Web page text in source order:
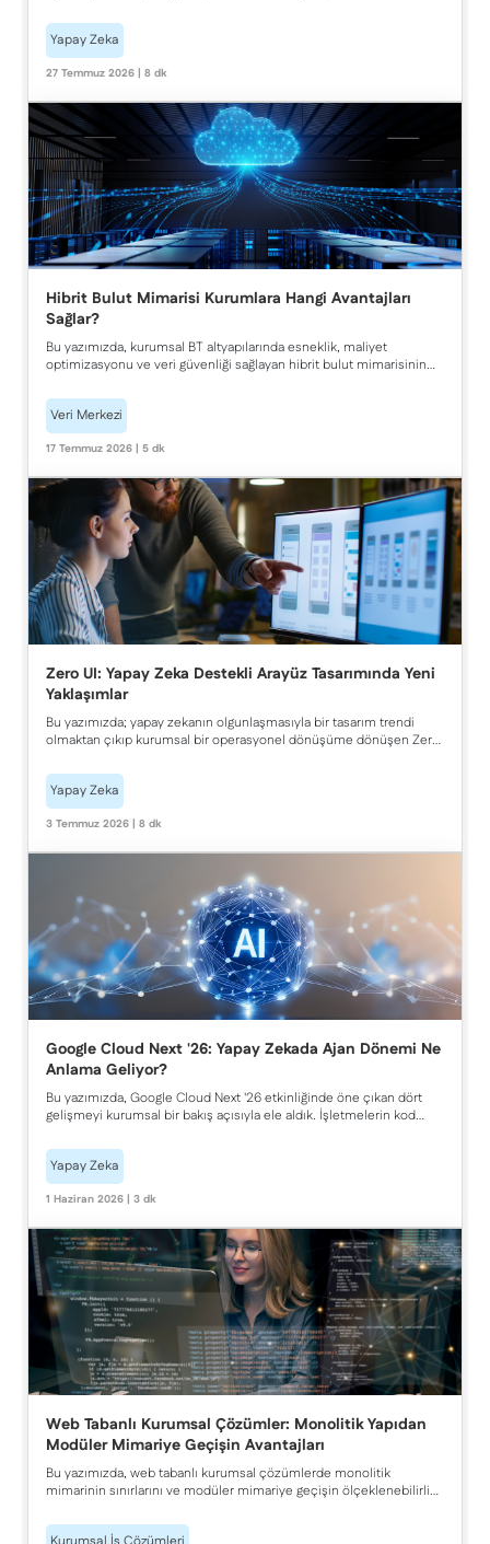
arasındaki temel farkları ele alıyoruz.
Yapay Zeka
27 Temmuz 2026 | 8 dk
Hibrit Bulut Mimarisi Kurumlara Hangi Avantajları
Sağlar?
Bu yazımızda, kurumsal BT altyapılarında esneklik, maliyet
optimizasyonu ve veri güvenliği sağlayan hibrit bulut mimarisinin
avantajları inceliyoruz.
Veri Merkezi
17 Temmuz 2026 | 5 dk
Zero UI: Yapay Zeka Destekli Arayüz Tasarımında Yeni
Yaklaşımlar
Bu yazımızda; yapay zekanın olgunlaşmasıyla bir tasarım trendi
olmaktan çıkıp kurumsal bir operasyonel dönüşüme dönüşen Zero
kesişimini, kurumsal kullanım senaryolarını ve organizasyonların bu
dönüşüme hazırlanırken dikkat etmesi gereken kritik noktaları ele
alıyoruz.
Yapay Zeka
3 Temmuz 2026 | 8 dk
Google Cloud Next '26: Yapay Zekada Ajan Dönemi Ne
Anlama Geliyor?
Bu yazımızda, Google Cloud Next '26 etkinliğinde öne çıkan dört
gelişmeyi kurumsal bir bakış açısıyla ele aldık. İşletmelerin kod
platformundan TPU v8 ve Managed Lustre ile güçlenen yapay zeka
altyapısına, Wiz iş birliğiyle hayata geçen otonom siber savunma
yaklaşımı Agentic Defense'ten kurumsal verinin ajanlara dinamik
biçimde sunulduğu Agentic Data Cloud mimarisine kadar agentic
Yapay Zeka
1 Haziran 2026 | 3 dk
Web Tabanlı Kurumsal Çözümler: Monolitik Yapıdan
Modüler Mimariye Geçişin Avantajları
Bu yazımızda, web tabanlı kurumsal çözümlerde monolitik
mimarinin sınırlarını ve modüler mimariye geçişin ölçeklenebilirlik,
aldık. Monolitik mimarinin yapısını, mikroservis ve servis odaklı